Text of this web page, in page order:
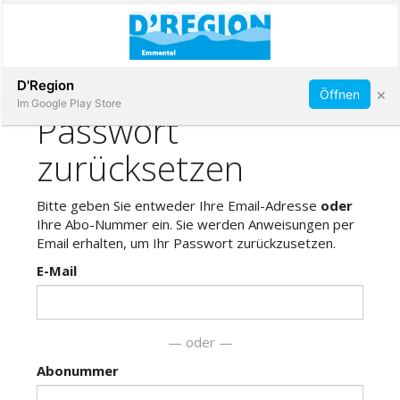
Immobilien
Veranstaltungen
Stellen
Abonnieren
D'Region
Im Google Play Store
Öffnen ×